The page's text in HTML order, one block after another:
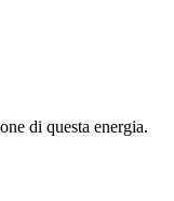
di questa energia.